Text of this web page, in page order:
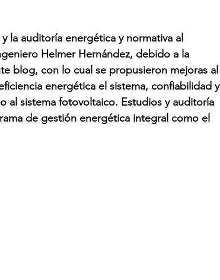
la auditoría energética y normativa al
Helmer Hernández, debido a la
blog, con lo cual se propusieron mejoras
energética el sistema, confiabilidad
al sistema fotovoltaico. Estudios y auditoría
de gestión energética integral como el